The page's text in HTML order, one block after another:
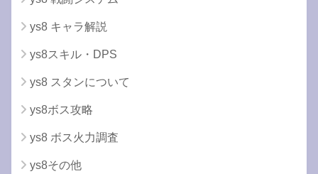
ys8 キャラ解説
ys8スキル・DPS
ys8 スタンについて
ys8ボス攻略
ys8 ボス火力調査
ys8その他